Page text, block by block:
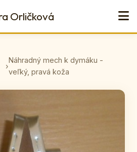
Orličková
›
Náhradný mech k dymáku -
veľký, pravá koža